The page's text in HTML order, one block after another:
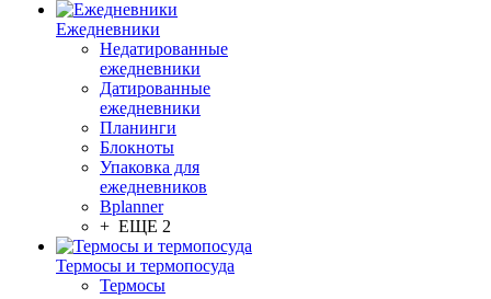
Ежедневники
Недатированные
ежедневники
Датированные
ежедневники
Планинги
Блокноты
Упаковка для
ежедневников
Bplanner
+ ЕЩЕ 2
Термосы и термопосуда
Термосы